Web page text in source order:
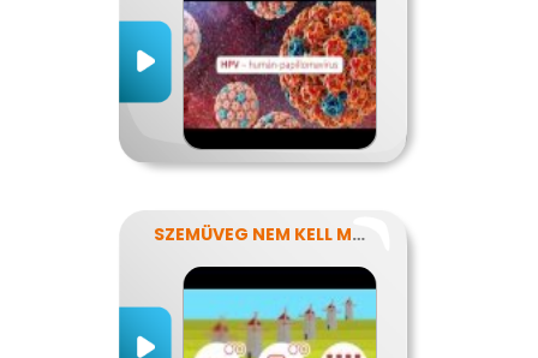
SZEMÜVEG NEM KELL MÉG?